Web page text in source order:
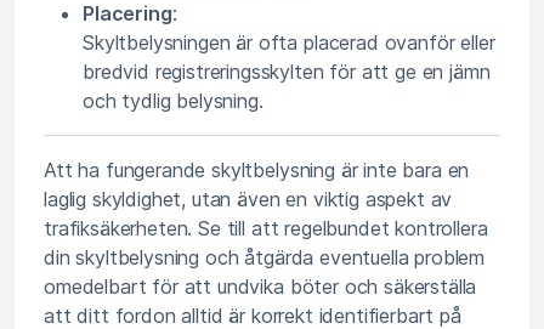
Placering:
Skyltbelysningen är ofta placerad ovanför eller
bredvid registreringsskylten för att ge en jämn
och tydlig belysning.
Att ha fungerande skyltbelysning är inte bara en
laglig skyldighet, utan även en viktig aspekt av
trafiksäkerheten. Se till att regelbundet kontrollera
din skyltbelysning och åtgärda eventuella problem
omedelbart för att undvika böter och säkerställa
att ditt fordon alltid är korrekt identifierbart på